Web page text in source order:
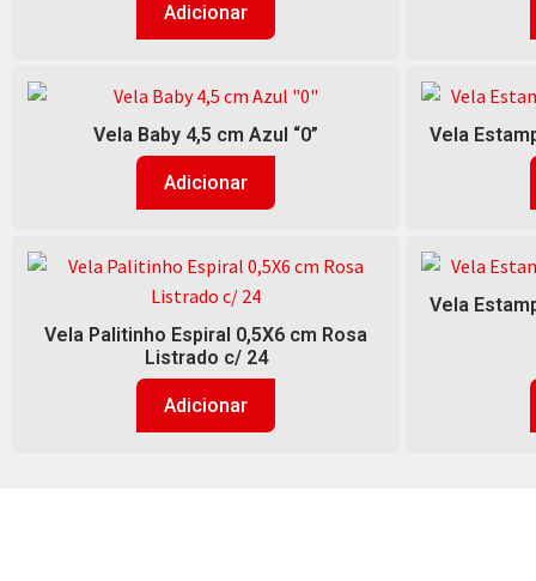
Adicionar
Vela Baby 4,5 cm Azul “0”
Adicionar
Vela
Vela Palitinho Espiral 0,5X6 cm Rosa
Listrado c/ 24
Adicionar
Vela